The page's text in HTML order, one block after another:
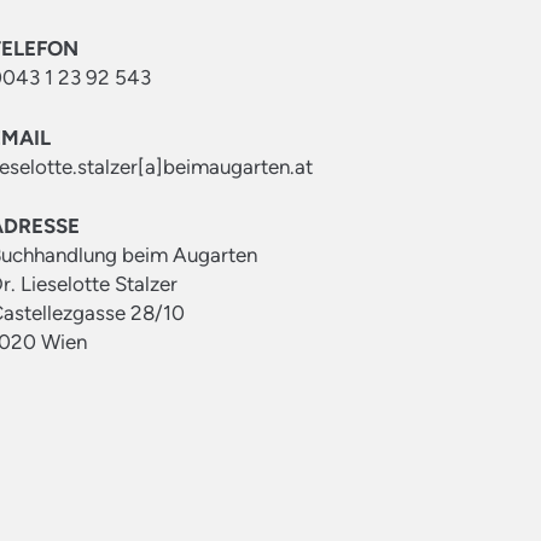
1 23 92 543
beim Augarten
Lieselotte Stalzer
28/10
Wien